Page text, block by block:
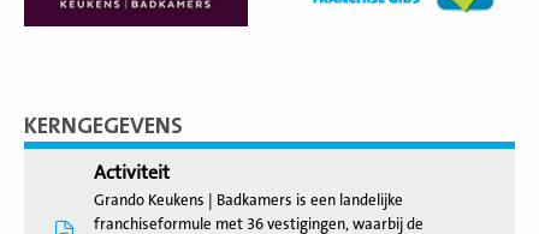
KERNGEGEVENS
Activiteit
Grando Keukens | Badkamers is een landelijke
franchiseformule met 36 vestigingen, waarbij de